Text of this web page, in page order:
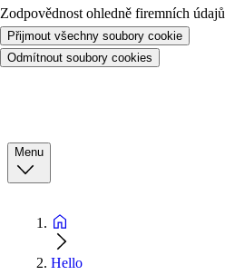
Zodpovědnost ohledně firemních údajů
Přijmout všechny soubory cookie
Odmítnout soubory cookies
Menu
Hello